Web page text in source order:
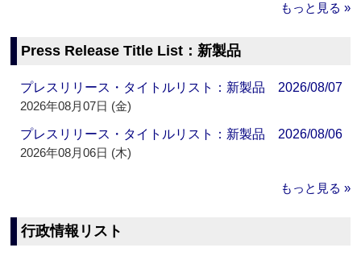
もっと見る »
Press Release Title List：新製品
プレスリリース・タイトルリスト：新製品 2026/08/07
2026年08月07日 (金)
プレスリリース・タイトルリスト：新製品 2026/08/06
2026年08月06日 (木)
もっと見る »
行政情報リスト